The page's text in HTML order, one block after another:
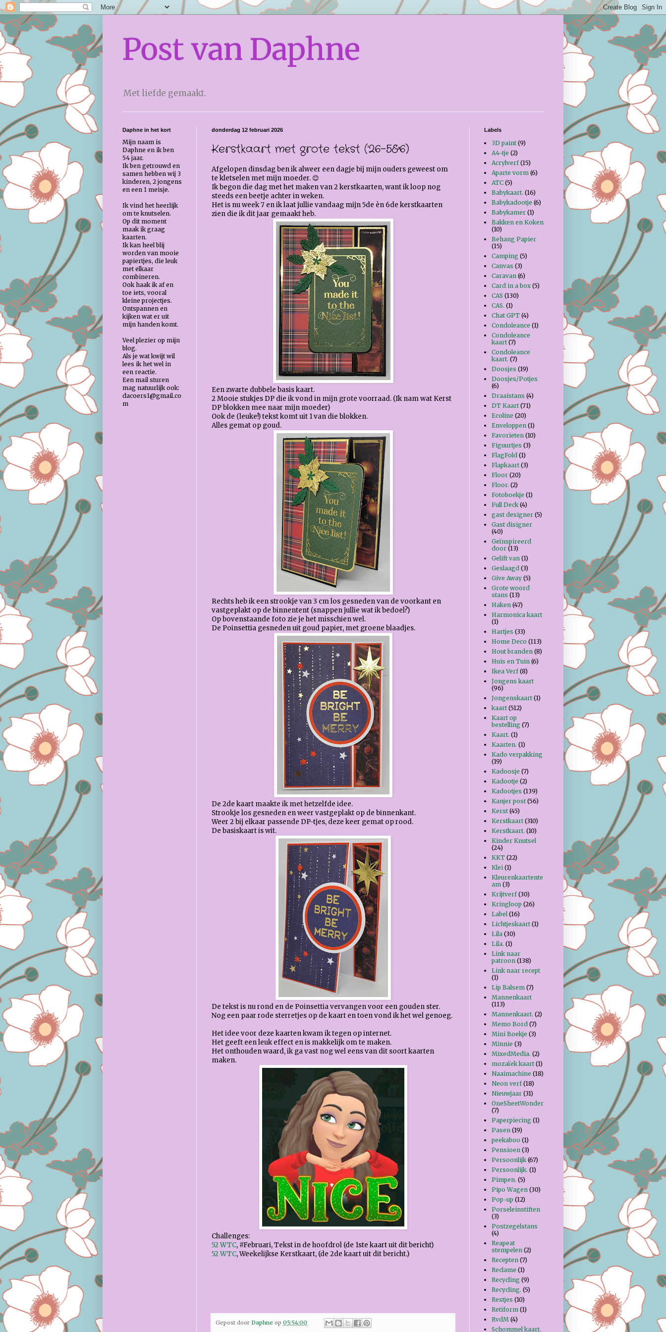
Post van Daphne
Met liefde gemaakt.
donderdag 12 februari 2026
Kerstkaart met grote tekst ('26-5&6)
Afgelopen dinsdag ben ik alweer een dagje bij mijn ouders geweest om
te kletselen met mijn moeder. 😊
Ik begon die dag met het maken van 2 kerstkaarten, want ik loop nog
steeds een beetje achter in weken.
Het is nu week 7 en ik laat jullie vandaag mijn 5de èn 6de kerstkaarten
zien die ik dit jaar gemaakt heb.
Een zwarte dubbele basis kaart.
2 Mooie stukjes DP die ik vond in mijn grote voorraad. (Ik nam wat Kerst
DP blokken mee naar mijn moeder)
Ook de (leuke!) tekst komt uit 1 van die blokken.
Alles gemat op goud.
Rechts heb ik een strookje van 3 cm los gesneden van de voorkant en
vastgeplakt op de binnentent (snappen jullie wat ik bedoel?)
Op bovenstaande foto zie je het misschien wel.
De Poinsettia gesneden uit goud papier, met groene blaadjes.
De 2de kaart maakte ik met hetzelfde idee.
Strookje los gesneden en weer vastgeplakt op de binnenkant.
Weer 2 bij elkaar passende DP-tjes, deze keer gemat op rood.
De basiskaart is wit.
De tekst is nu rond en de Poinsettia vervangen voor een gouden ster.
Nog een paar rode sterretjes op de kaart en toen vond ik het wel genoeg.
Het idee voor deze kaarten kwam ik tegen op internet.
Het geeft een leuk effect en is makkelijk om te maken.
Het onthouden waard, ik ga vast nog wel eens van dit soort kaarten
maken.
Challenges:
52 WTC, #Februari, Tekst in de hoofdrol (de 1ste kaart uit dit bericht)
52 WTC, Weekelijkse Kerstkaart, (de 2de kaart uit dit bericht.)
Gepost door Daphne op 05:54:00
Daphne in het kort
Mijn naam is
Daphne en ik ben
54 jaar.
Ik ben getrouwd en
samen hebben wij 3
kinderen, 2 jongens
en een 1 meisje.
Ik vind het heerlijk
om te knutselen.
Op dit moment
maak ik graag
kaarten.
Ik kan heel blij
worden van mooie
papiertjes, die leuk
met elkaar
combineren.
Ook haak ik af en
toe iets, vooral
kleine projectjes.
Ontspannen en
kijken wat er uit
mijn handen komt.
Veel plezier op mijn
blog.
Als je wat kwijt wil
lees ik het wel in
een reactie.
Een mail sturen
mag natuurlijk ook:
dacoers1@gmail.co
m
Labels
3D paint (9)
A4-tje (2)
Acrylverf (15)
Aparte vorm (6)
ATC (5)
Babykaart. (16)
Babykadootje (6)
Babykamer (1)
Bakken en Koken
(10)
Behang Papier
(15)
Camping (5)
Canvas (3)
Caravan (6)
Card in a box (5)
CAS (130)
CAS. (1)
Chat GPT (4)
Condoleance (1)
Condoleance
kaart (7)
Condoleance
kaart. (7)
Doosjes (19)
Doosjes/Potjes
(6)
Draaistans (4)
DT Kaart (71)
Ecoline (20)
Enveloppen (1)
Favorieten (10)
Figuurtjes (3)
FlagFold (1)
Flapkaart (3)
Floor (20)
Floor. (2)
Fotoboekje (1)
Full Deck (4)
gast designer (5)
Gast disigner
(40)
Geïnspireerd
door (13)
Gelift van (1)
Geslaagd (3)
Give Away (5)
Grote woord
stans (13)
Haken (47)
Harmonica kaart
(1)
Hartjes (33)
Home Deco (113)
Hout branden (8)
Huis en Tuin (6)
Ikea Verf (8)
Jongens kaart
(96)
Jongenskaart (1)
kaart (512)
Kaart op
bestelling (7)
Kaart. (1)
Kaarten. (1)
Kado verpakking
(19)
Kadoosje (7)
Kadootje (2)
Kadootjes (139)
Kanjer post (56)
Kerst (45)
Kerstkaart (310)
Kerstkaart. (10)
Kinder Knutsel
(24)
KKT (22)
Klei (1)
Kleurenkaartente
am (3)
Krijtverf (30)
Kringloop (26)
Label (16)
Lichtjeskaart (1)
Lila (30)
Lila. (1)
Link naar
patroon (138)
Link naar recept
(1)
Lip Balsem (7)
Mannenkaart
(113)
Mannenkaart. (2)
Memo Bord (7)
Mini Boekje (3)
Minnie (3)
MixedMedia. (2)
mozaïek kaart (1)
Naaimachine (18)
Neon verf (18)
Nieuwjaar (31)
OneSheetWonder
(7)
Paperpiecing (1)
Pasen (19)
peekaboo (1)
Pensioen (3)
Persoonlijk (67)
Persoonlijk. (1)
Pimpen. (5)
Pipo Wagen (30)
Pop-up (12)
Porseleinstiften
(3)
Postzegelstans
(4)
Reapeat
stempelen (2)
Recepten (7)
Reclame (1)
Recycling (9)
Recycling. (5)
Restjes (10)
Retiform (1)
RvdM (4)
Schommel kaart.